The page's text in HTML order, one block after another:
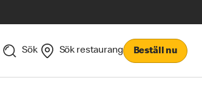
Sök Sök restaurang Beställ nu